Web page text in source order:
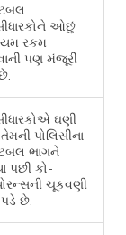
ઓછું
રકમ
પણ મંજૂરી
ઘણી
પોલિસીના
ભાગને
પછી કો-
ચૂકવણી
છે.